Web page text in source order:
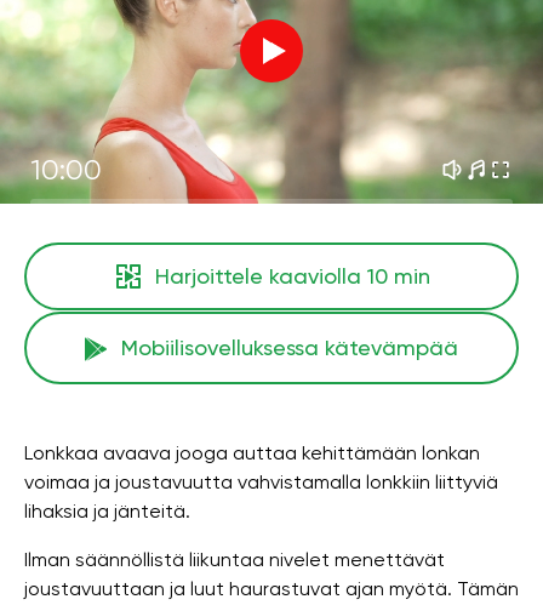
10:00
Harjoittele kaaviolla 10 min
Mobiilisovelluksessa kätevämpää
Lonkkaa avaava jooga auttaa kehittämään lonkan
voimaa ja joustavuutta vahvistamalla lonkkiin liittyviä
lihaksia ja jänteitä.
Ilman säännöllistä liikuntaa nivelet menettävät
joustavuuttaan ja luut haurastuvat ajan myötä. Tämän